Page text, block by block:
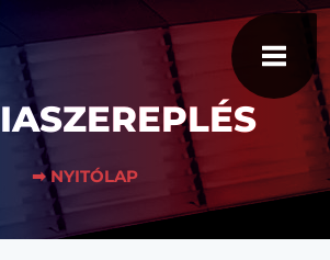
➡ NYITÓLAP